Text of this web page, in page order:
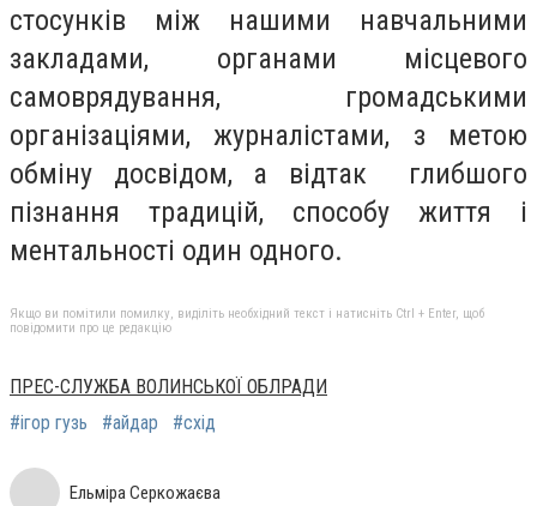
стосунків між нашими навчальними
закладами, органами місцевого
самоврядування, громадськими
організаціями, журналістами, з метою
обміну досвідом, а відтак глибшого
пізнання традицій, способу життя і
ментальності один одного.
Якщо ви помітили помилку, виділіть необхідний текст і натисніть Ctrl + Enter, щоб
повідомити про це редакцію
ПРЕС-СЛУЖБА ВОЛИНСЬКОЇ ОБЛРАДИ
#ігор гузь
#айдар #схід
Ельміра Серкожаєва